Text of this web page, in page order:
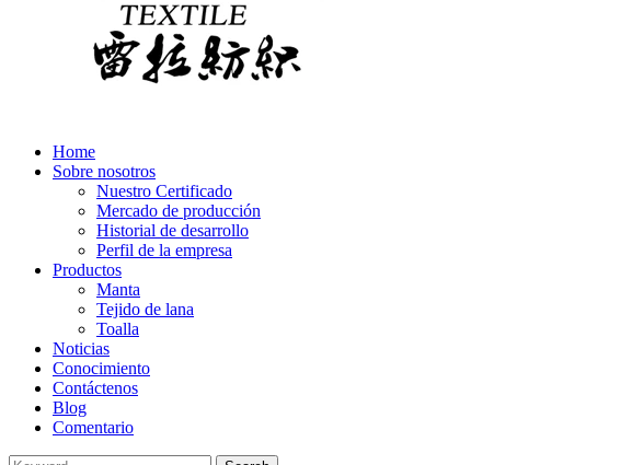
Home
Sobre nosotros
Nuestro Certificado
Mercado de producción
Historial de desarrollo
Perfil de la empresa
Productos
Manta
Tejido de lana
Toalla
Noticias
Conocimiento
Contáctenos
Blog
Comentario